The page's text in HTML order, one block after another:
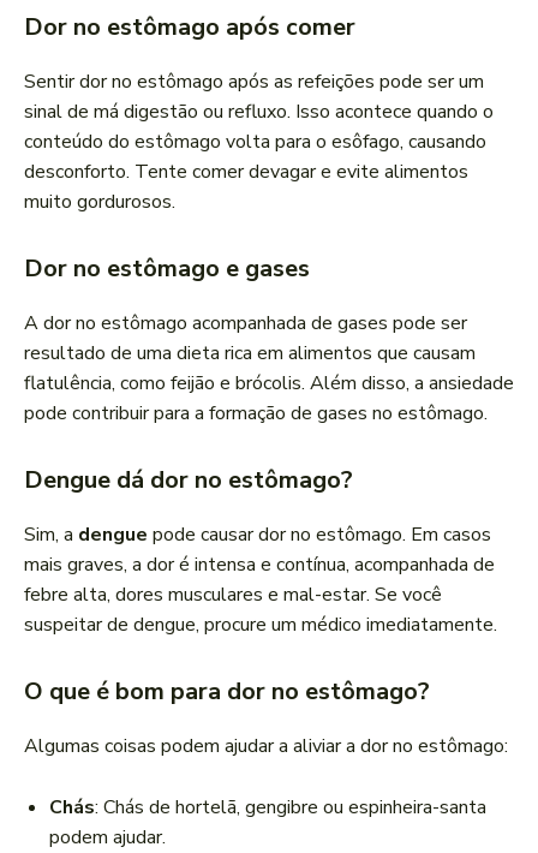
Dor no estômago após comer
Sentir dor no estômago após as refeições pode ser um
sinal de má digestão ou refluxo. Isso acontece quando o
conteúdo do estômago volta para o esôfago, causando
desconforto. Tente comer devagar e evite alimentos
muito gordurosos.
Dor no estômago e gases
A dor no estômago acompanhada de gases pode ser
resultado de uma dieta rica em alimentos que causam
flatulência, como feijão e brócolis. Além disso, a ansiedade
pode contribuir para a formação de gases no estômago.
Dengue dá dor no estômago?
Sim, a dengue pode causar dor no estômago. Em casos
mais graves, a dor é intensa e contínua, acompanhada de
febre alta, dores musculares e mal-estar. Se você
suspeitar de dengue, procure um médico imediatamente.
O que é bom para dor no estômago?
Algumas coisas podem ajudar a aliviar a dor no estômago:
Chás: Chás de hortelã, gengibre ou espinheira-santa
podem ajudar.